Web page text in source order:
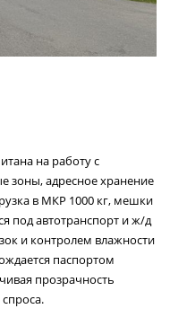
на работу с
зоны, адресное хранение
в МКР 1000 кг, мешки
под автотранспорт и ж/д
и контролем влажности
паспортом
прозрачность